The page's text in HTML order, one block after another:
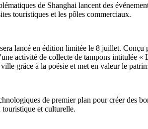
de Shanghai lancent des
touristiques et les pôles commerciaux.
lancé en édition limitée le 8 juillet. Conçu
activité de collecte de tampons intitulée
grâce à la poésie et met en valeur le
de premier plan pour créer des
et culturelle.